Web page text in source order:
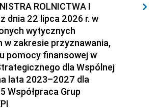
ROLNICTWA I
dnia 22 lipca 2026 r. w
wytycznych
w zakresie przyznawania,
pomocy finansowej w
dla Wspólnej
lata 2023–2027 dla
Współpraca Grup